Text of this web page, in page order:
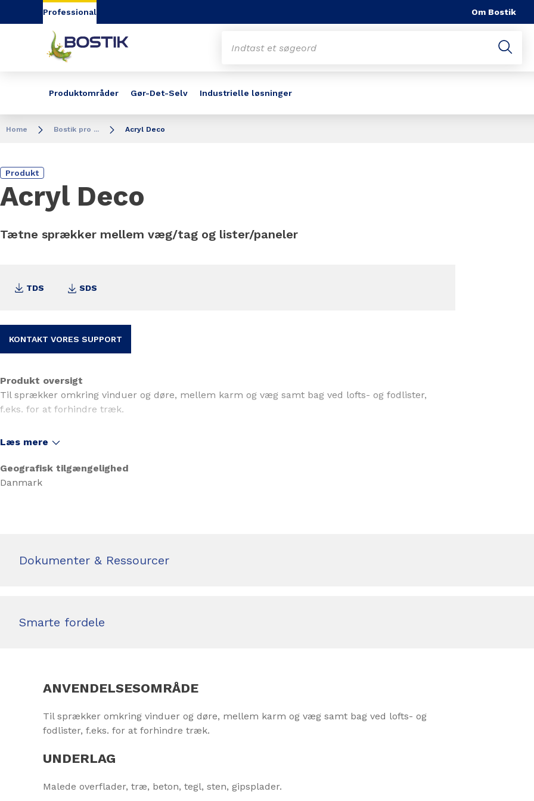
Go to content Go to navigation
Professional Om Bostik
Produktområder Gør-Det-Selv Industrielle løsninger
Home Bostik pro ... Acryl Deco
Produkt
Acryl Deco
Tætne sprækker mellem væg/tag og lister/paneler
TDS SDS
KONTAKT VORES SUPPORT
Produkt oversigt
Til sprækker omkring vinduer og døre, mellem karm og væg samt bag ved lofts- og fodlister,
f.eks. for at forhindre træk.
Læs mere
Geografisk tilgængelighed
Danmark
Dokumenter & Ressourcer
Smarte fordele
ANVENDELSESOMRÅDE
Til sprækker omkring vinduer og døre, mellem karm og væg samt bag ved lofts- og
fodlister, f.eks. for at forhindre træk.
UNDERLAG
Malede overflader, træ, beton, tegl, sten, gipsplader.